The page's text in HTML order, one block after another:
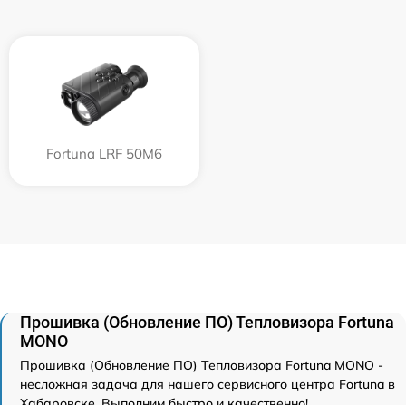
Fortuna LRF 50M6
Прошивка (Обновление ПО) Тепловизора Fortuna
MONO
Прошивка (Обновление ПО) Тепловизора Fortuna MONO -
несложная задача для нашего сервисного центра Fortuna в